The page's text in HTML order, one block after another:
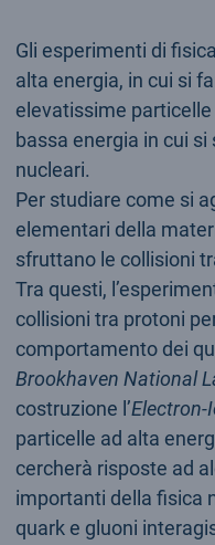
Gli esperimenti di
alta energia, in cui si
elevatissime
bassa energia in cui
nucleari.
Per studiare come si
elementari della
sfruttano le collisioni
Tra questi,
collisioni tra protoni
comportamento dei
Brookhaven National
costruzione l’Electron-
particelle ad alta
cercherà risposte ad
importanti della fisica
quark e gluoni